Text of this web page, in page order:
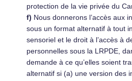
protection de la vie privée du
Nous donnerons l’accès aux
sous un format alternatif à tout
sensoriel et le droit à l’accès à
personnelles sous la LRPDE,
demande à ce qu’elles soient
alternatif si (a) une version des